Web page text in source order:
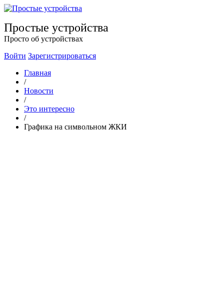
Простые устройства
Просто об устройствах
Войти Зарегистрироваться
Главная
/
Новости
/
Это интересно
/
Графика на символьном ЖКИ